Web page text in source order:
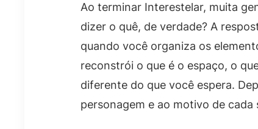
Ao terminar Interestelar, muita
dizer o quê, de verdade? A
quando você organiza os
reconstrói o que é o espaço, o
diferente do que você espera.
personagem e ao motivo de cada